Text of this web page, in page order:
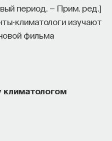
период. — Прим. ред.]
климатологи изучают
фильма